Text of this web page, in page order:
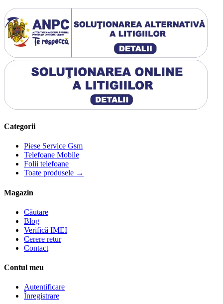
Categorii
Piese Service Gsm
Telefoane Mobile
Folii telefoane
Toate produsele →
Magazin
Căutare
Blog
Verifică IMEI
Cerere retur
Contact
Contul meu
Autentificare
Înregistrare